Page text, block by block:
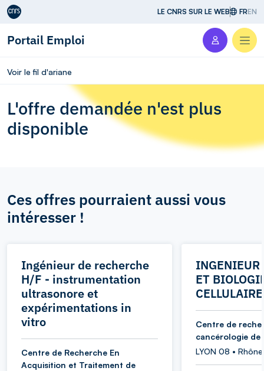
Aller au contenu LE CNRS SUR LE WEB FREN
Portail Emploi
Voir le fil d'ariane
L'offre demandée n'est plus
disponible
Ces offres pourraient aussi vous
intéresser !
Ingénieur de recherche
H/F - instrumentation
ultrasonore et
expérimentations in
vitro
Centre de Recherche En
Acquisition et Traitement de
ET
Centre de
cancérologie de
LYON 08 • Rhône